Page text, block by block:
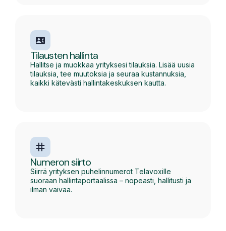
Tilausten hallinta
Hallitse ja muokkaa yrityksesi tilauksia. Lisää uusia
tilauksia, tee muutoksia ja seuraa kustannuksia,
kaikki kätevästi hallintakeskuksen kautta.
Numeron siirto
Siirrä yrityksen puhelinnumerot Telavoxille
suoraan hallintaportaalissa – nopeasti, hallitusti ja
ilman vaivaa.